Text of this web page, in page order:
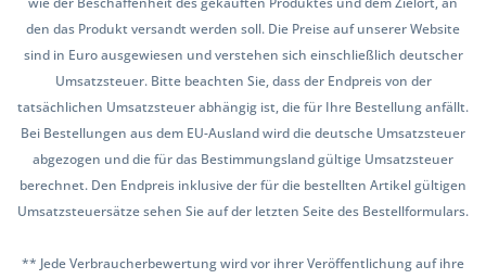
den das Produkt versandt werden soll. Die Preise auf unserer Website
sind in Euro ausgewiesen und verstehen sich einschließlich deutscher
Umsatzsteuer. Bitte beachten Sie, dass der Endpreis von der
tatsächlichen Umsatzsteuer abhängig ist, die für Ihre Bestellung anfällt.
Bei Bestellungen aus dem EU-Ausland wird die deutsche Umsatzsteuer
abgezogen und die für das Bestimmungsland gültige Umsatzsteuer
berechnet. Den Endpreis inklusive der für die bestellten Artikel gültigen
Umsatzsteuersätze sehen Sie auf der letzten Seite des Bestellformulars.
** Jede Verbraucherbewertung wird vor ihrer Veröffentlichung auf ihre